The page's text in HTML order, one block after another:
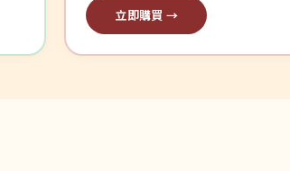
立即購買 →